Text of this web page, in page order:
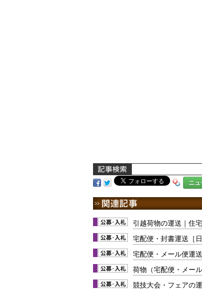
ニ
引越荷物の運送｜住
宅配便・封書運送［
宅配便・メール便運
荷物（宅配便・メー
競技大会・フェアの